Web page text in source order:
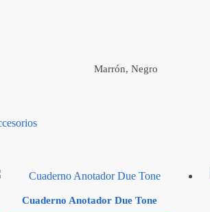
Marrón, Negro
Cuaderno Anotador Due Tone